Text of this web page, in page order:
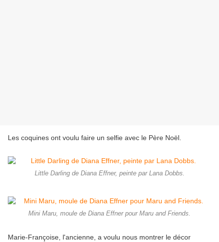
Les coquines ont voulu faire un selfie avec le Père Noël.
Little Darling de Diana Effner, peinte par Lana Dobbs.
Mini Maru, moule de Diana Effner pour Maru and Friends.
Marie-Françoise, l'ancienne, a voulu nous montrer le décor